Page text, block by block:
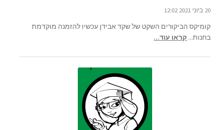
20 ביוני 2021 12:02
קומיקס הביקורים השקט של שקד אבידן עכשיו להזמנה מוקדמת
בחנות... קראו עוד...